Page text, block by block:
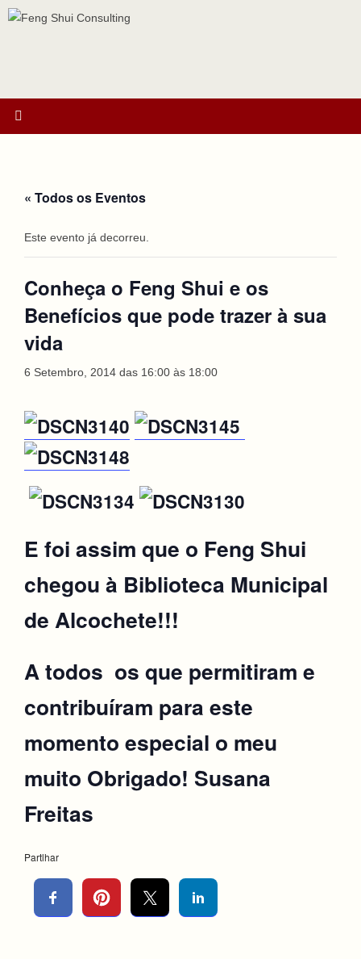
« Todos os Eventos
Este evento já decorreu.
Conheça o Feng Shui e os
Benefícios que pode trazer à sua
vida
6 Setembro, 2014 das 16:00 às 18:00
E foi assim que o Feng Shui
chegou à Biblioteca Municipal
de Alcochete!!!
A todos os que permitiram e
contribuíram para este
momento especial o meu
muito Obrigado! Susana
Freitas
Partlhar